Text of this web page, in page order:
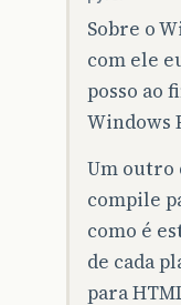
Sobre o
com ele
posso ao
Windows
Um outro
compile
como é
de cada
para